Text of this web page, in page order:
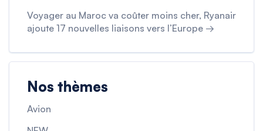
Voyager au Maroc va coûter moins cher, Ryanair
ajoute 17 nouvelles liaisons vers l’Europe →
Nos thèmes
Avion